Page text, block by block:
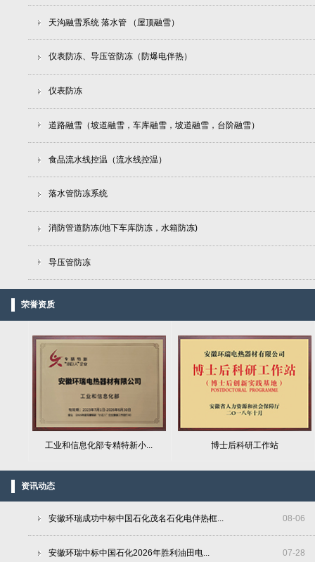
天沟融雪系统 落水管 （屋顶融雪）
仪表防冻、导压管防冻（防爆电伴热）
仪表防冻
道路融雪（坡道融雪，车库融雪，坡道融雪，台阶融雪）
食品流水线控温（流水线控温）
落水管防冻系统
消防管道防冻(地下车库防冻，水箱防冻)
导压管防冻
荣誉资质
工业和信息化部专精特新小... 博士后科研工作站
资讯动态
08-06
安徽环瑞成功中标中国石化茂名石化电伴热框...
07-28
安徽环瑞中标中国石化2026年胜利油田电...